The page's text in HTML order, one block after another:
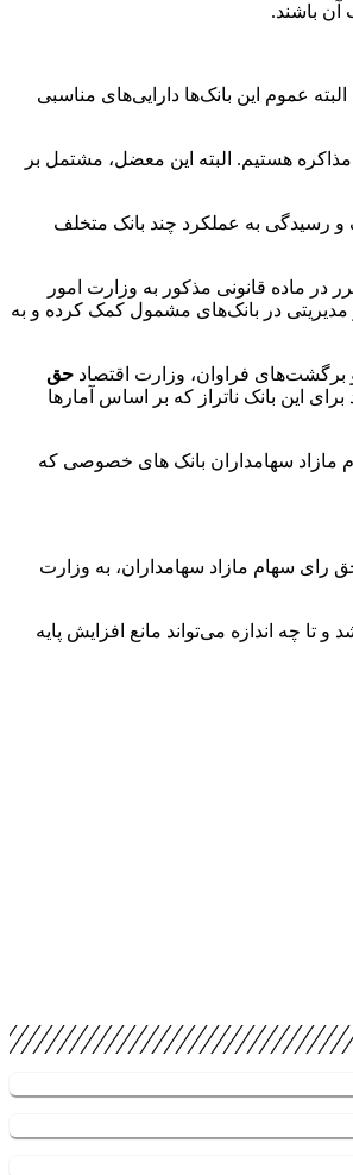
آن باشند.
عموم این بانک‌ها دارایی‌های مناسبی
هستیم. البته این معضل، مشتمل بر
و رسیدگی به عملکرد چند بانک متخلف
مازاد بر حدود مقرر در ماده قانونی مذکور به وزارت امور
مدیریتی در بانک‌های مشمول کمک کرده و به
فراوان، وزارت اقتصاد حق
این بانک ناتراز که بر اساس آمارها
مازاد سهامداران بانک های خصوصی که
بدون اجازه بانک مرکزی بیش از ۱۰ درصد یک بانک را داشته باشد. حق رای سهام مازاد سهامداران، به وزارت
چه اندازه می‌تواند مانع افزایش پایه